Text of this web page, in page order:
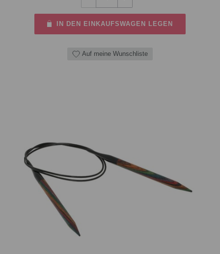
IN DEN EINKAUFSWAGEN LEGEN
Auf meine Wunschliste